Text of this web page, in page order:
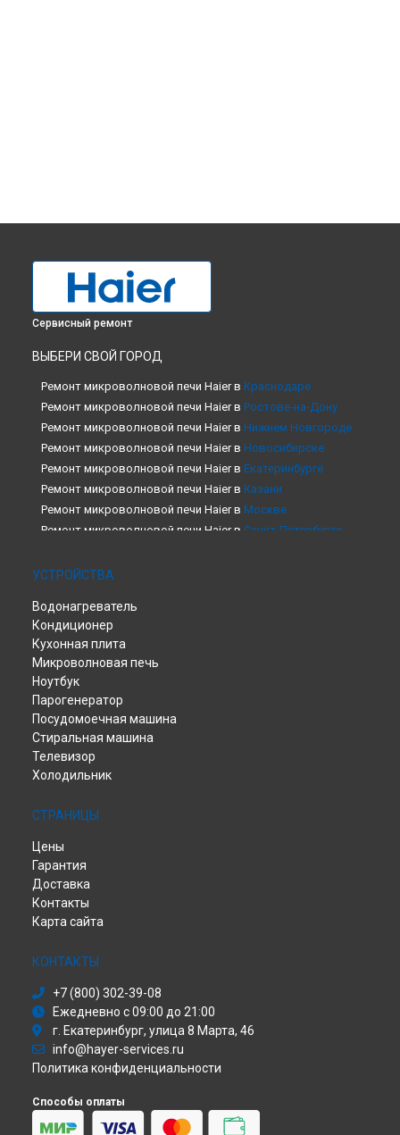
Сервисный ремонт
ВЫБЕРИ СВОЙ ГОРОД
Ремонт микроволновой печи Haier в Краснодаре
Ремонт микроволновой печи Haier в Ростове-на-Дону
Ремонт микроволновой печи Haier в Нижнем Новгороде
Ремонт микроволновой печи Haier в Новосибирске
Ремонт микроволновой печи Haier в Екатеринбурге
Ремонт микроволновой печи Haier в Казани
Ремонт микроволновой печи Haier в Москве
Ремонт микроволновой печи Haier в Санкт-Петербурге
УСТРОЙСТВА
Водонагреватель
Кондиционер
Кухонная плита
Микроволновая печь
Ноутбук
Парогенератор
Посудомоечная машина
Стиральная машина
Телевизор
Холодильник
СТРАНИЦЫ
Цены
Гарантия
Доставка
Контакты
Карта сайта
КОНТАКТЫ
+7 (800) 302-39-08
Ежедневно с 09:00 до 21:00
г. Екатеринбург, улица 8 Марта, 46
info@hayer-services.ru
Политика конфиденциальности
Способы оплаты